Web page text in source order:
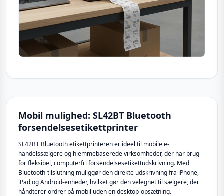
Mobil mulighed: SL42BT Bluetooth
forsendelsesetikettprinter
SL42BT Bluetooth etikettprinteren er ideel til mobile e-
handelssælgere og hjemmebaserede virksomheder, der har brug
for fleksibel, computerfri forsendelsesetikettudskrivning. Med
Bluetooth-tilslutning muliggør den direkte udskrivning fra iPhone,
iPad og Android-enheder, hvilket gør den velegnet til sælgere, der
håndterer ordrer på mobil uden en desktop-opsætning.